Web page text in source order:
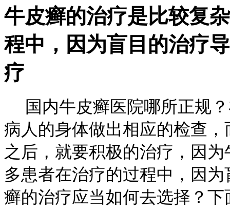
牛皮癣的治疗是比较复
程中，因为盲目的治疗
疗
国内牛皮癣医院哪所正规
病人的身体做出相应的检查
之后，就要积极的治疗，因
多患者在治疗的过程中，因
癣的治疗应当如何去选择？